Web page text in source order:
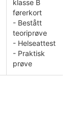
klasse B
førerkort
- Bestått
teoriprøve
- Helseattest
- Praktisk
prøve